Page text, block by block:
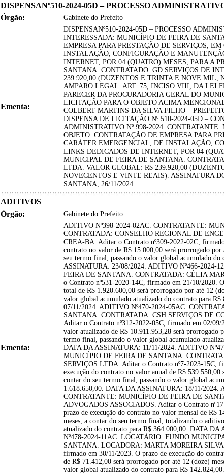
DISPENSANº510-2024-05D – PROCESSO
Órgão:
Gabinete do Prefeito
Ementa:
DISPENSANº510-2024-05D – PROCESSO
INTERESSADA: MUNICÍPIO DE FEIRA DE
EMPRESA PARA PRESTAÇÃO DE SERVIÇOS,
INSTALAÇÃO, CONFIGURAÇÃO E
INTERNET, POR 04 (QUATRO) MESES, PARA A
SANTANA. CONTRATADO: GD SERVIÇOS DE
239.920,00 (DUZENTOS E TRINTA E NOVE MIL,
AMPARO LEGAL: ART. 75, INCISO VIII, DA LEI
PARECER DA PROCURADORIA GERAL DO
LICITAÇÃO PARA O OBJETO ACIMA
COLBERT MARTINS DA SILVA FILHO –
DISPENSA DE LICITAÇÃO Nº 510-2024-05D –
ADMINISTRATIVO Nº 998-2024.
OBJETO: CONTRATAÇÃO DE EMPRESA PARA
CARÁTER EMERGENCIAL, DE INSTALAÇÃO,
LINKS DEDICADOS DE INTERNET, POR 04
MUNICIPAL DE FEIRA DE SANTANA.
LTDA. VALOR GLOBAL: R$ 239.920,00
NOVECENTOS E VINTE REAIS). ASSINATURA
SANTANA, 26/11/2024.
ADITIVOS
Órgão:
Gabinete do Prefeito
Ementa:
ADITIVO Nº398-2024-02AC. CONTRATANTE:
CONTRATADA: CONSELHO REGIONAL DE
CREA-BA. Aditar o Contrato nº309-2022-02C,
contrato no valor de R$ 15.000,00 será prorrogado
seu termo final, passando o valor global acumulado
ASSINATURA: 23/08/2024. ADITIVO Nº466-2024-
FEIRA DE SANTANA. CONTRATADA: CÉLIA
o Contrato nº531-2020-14C, firmado em 21/10/2020.
total de R$ 1.920.600,00 será prorrogado por até 12
valor global acumulado atualizado do contrato para
07/11/2024. ADITIVO Nº470-2024-05AC.
SANTANA. CONTRATADA: CSH SERVIÇOS DE
Aditar o Contrato nº312-2022-05C, firmado em 02/09/
valor atualizado de R$ 10.911.953,28 será prorrogado
termo final, passando o valor global acumulado
DATA DA ASSINATURA: 11/11/2024. ADITIVO
MUNICÍPIO DE FEIRA DE SANTANA.
SERVIÇOS LTDA. Aditar o Contrato nº7-2023-15C,
execução do contrato no valor anual de R$ 539.550,00
contar do seu termo final, passando o valor global
1.618.650,00. DATA DA ASSINATURA: 18/11/2024.
CONTRATANTE: MUNICÍPIO DE FEIRA DE
ADVOGADOS ASSOCIADOS. Aditar o Contrato
prazo de execução do contrato no valor mensal de R$
meses, a contar do seu termo final, totalizando o
atualizado do contrato para R$ 364.000,00. DATA
Nº478-2024-11AC. LOCATÁRIO: FUNDO
SANTANA. LOCADORA: MARTA MOREIRA
firmado em 30/11/2023. O prazo de execução do
de R$ 71.412,00 será prorrogado por até 12 (doze)
valor global atualizado do contrato para R$